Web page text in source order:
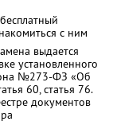
с ним
выдается
установленного
№273-ФЗ «Об
60, статья 76.
документов